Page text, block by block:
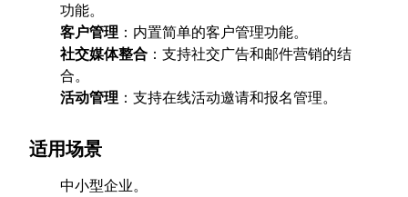
功能。
客户管理 ：内置简单的客户管理功能。
社交媒体整合 ：支持社交广告和邮件营销的结
合。
活动管理 ：支持在线活动邀请和报名管理。
适用场景
中小型企业。